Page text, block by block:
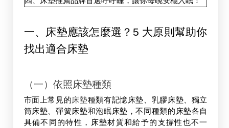
一、床墊應該怎麼選？5 大原則幫助你
找出適合床墊
（一）依照床墊種類
市面上常見的床墊種類有記憶床墊、乳膠床墊、獨立
筒床墊、彈簧床墊和泡眠床墊，不同種類的床墊各自
具備不同的特性，床墊材質和給予的支撐性也不一